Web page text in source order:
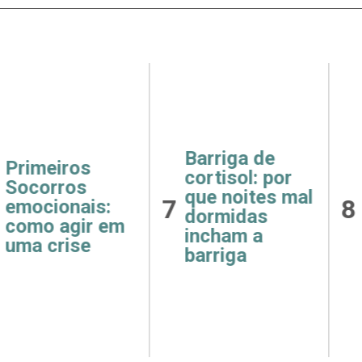
de
por
mal
a
8
Receitas
fáceis e
saudáveis
para o café da
9
como
e